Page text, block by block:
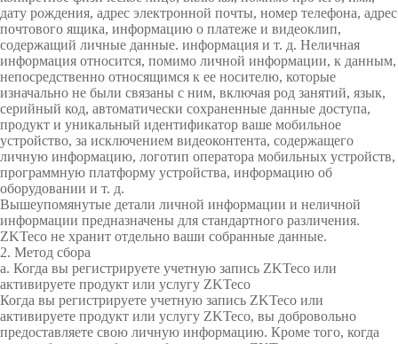
ше>>
а
Боль
ше>>
HD
видео
камер
ы
Боль
ше>>
ие
POS
терми
налы
Боль
ше>>
атков
Скане
р вен
пальц
а
Боль
ше>>
чатки
Рентг
еновс
кие
систе
мы
Боль
ше>>
Т
е
х
н
о
л
о
г
и
я
р
а
с
п
о
з
н
а
T
i
m
e
C
u
b
e
д
л
я
у
ч
е
т
а
п
о
У
ч
е
т
р
а
б
о
ч
е
г
о
в
р
е
м
е
н
У
п
р
а
в
л
е
н
и
е
п
о
с
е
т
и
т
е
З
а
м
о
ч
н
ы
е
р
е
ш
е
н
и
я
У
п
р
а
в
л
е
н
и
е
п
а
р
к
о
в
к
о
Р
е
ш
е
н
и
е
д
л
я
у
п
р
а
в
л
е
н
С
и
с
т
е
м
а
б
е
з
о
п
а
с
н
о
с
т
дату рождения, адрес электронной почты, номер телефона, адрес
почтового ящика, информацию о платеже и видеоклип,
содержащий личные данные. информация и т. д. Неличная
информация относится, помимо личной информации, к данным,
непосредственно относящимся к ее носителю, которые
изначально не были связаны с ним, включая род занятий, язык,
серийный код, автоматически сохраненные данные доступа,
продукт и уникальный идентификатор ваше мобильное
устройство, за исключением видеоконтента, содержащего
личную информацию, логотип оператора мобильных устройств,
программную платформу устройства, информацию об
оборудовании и т. д.
Вышеупомянутые детали личной информации и неличной
информации предназначены для стандартного различения.
ZKTeco не хранит отдельно ваши собранные данные.
2. Метод сбора
а. Когда вы регистрируете учетную запись ZKTeco или
активируете продукт или услугу ZKTeco
Когда вы регистрируете учетную запись ZKTeco или
активируете продукт или услугу ZKTeco, вы добровольно
предоставляете свою личную информацию. Кроме того, когда